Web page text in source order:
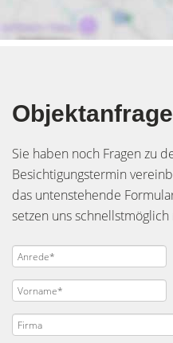
Objektanfrage
Sie haben noch Fragen zu
Besichtigungstermin
das untenstehende
setzen uns